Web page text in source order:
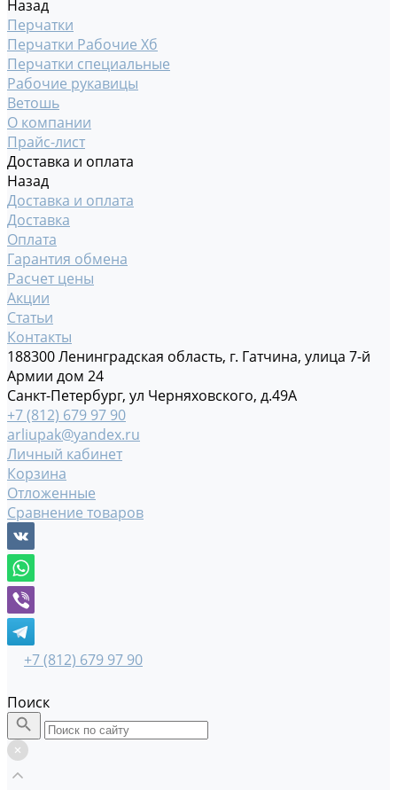
Назад
Перчатки
Перчатки Рабочие Хб
Перчатки специальные
Рабочие рукавицы
Ветошь
О компании
Прайс-лист
Доставка и оплата
Назад
Доставка и оплата
Доставка
Оплата
Гарантия обмена
Расчет цены
Акции
Статьи
Контакты
188300 Ленинградская область, г. Гатчина, улица 7-й
Армии дом 24
Санкт-Петербург, ул Черняховского, д.49А
+7 (812) 679 97 90
arliupak@yandex.ru
Личный кабинет
Корзина
Отложенные
Сравнение товаров
+7 (812) 679 97 90
Поиск